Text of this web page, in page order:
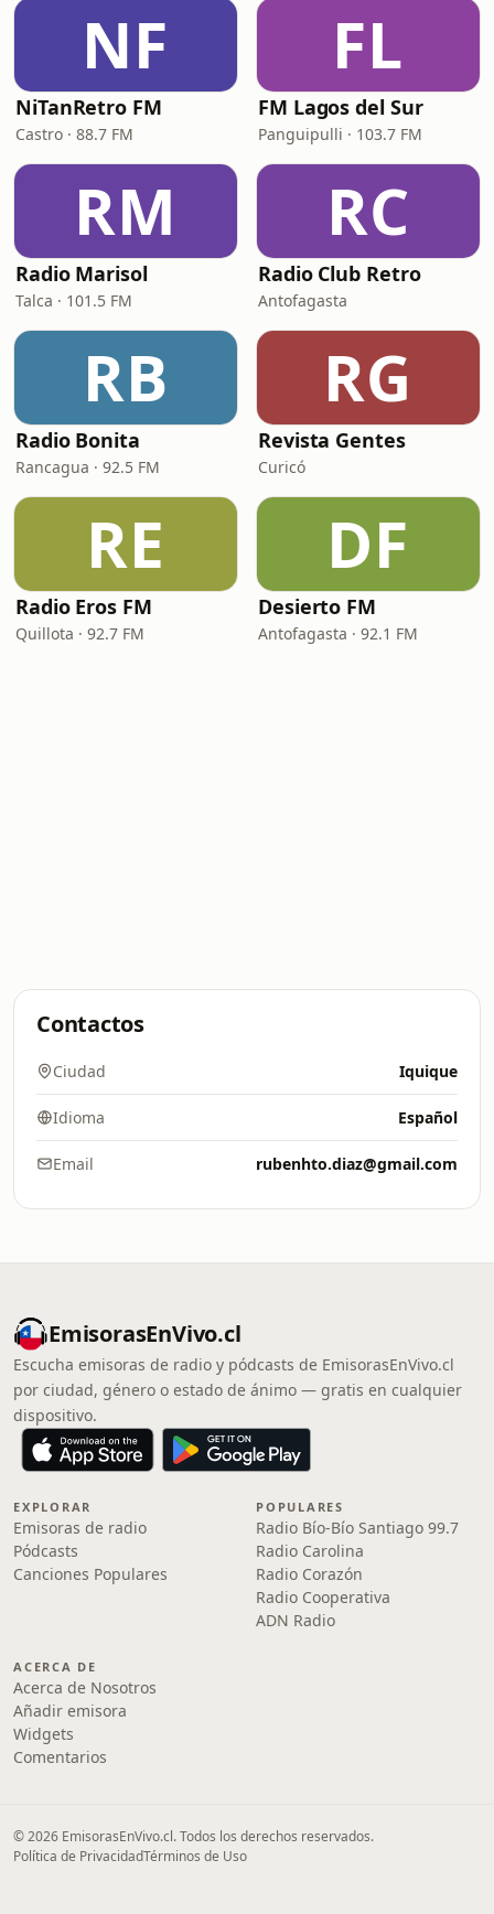
NF
NiTanRetro FM
Castro · 88.7 FM
FL
FM Lagos del Sur
Panguipulli · 103.7 FM
RM
Radio Marisol
Talca · 101.5 FM
RC
Radio Club Retro
Antofagasta
RB
Radio Bonita
Rancagua · 92.5 FM
RG
Revista Gentes
Curicó
RE
Radio Eros FM
Quillota · 92.7 FM
DF
Desierto FM
Antofagasta · 92.1 FM
Contactos
Ciudad Iquique
Idioma Español
Email rubenhto.diaz@gmail.com
EmisorasEnVivo.cl
Escucha emisoras de radio y pódcasts de EmisorasEnVivo.cl
por ciudad, género o estado de ánimo — gratis en cualquier
dispositivo.
EXPLORAR
Emisoras de radio
Pódcasts
Canciones Populares
POPULARES
Radio Bío-Bío Santiago 99.7
Radio Carolina
Radio Corazón
Radio Cooperativa
ADN Radio
ACERCA DE
Acerca de Nosotros
Añadir emisora
Widgets
Comentarios
© 2026 EmisorasEnVivo.cl. Todos los derechos reservados.
Política de PrivacidadTérminos de Uso